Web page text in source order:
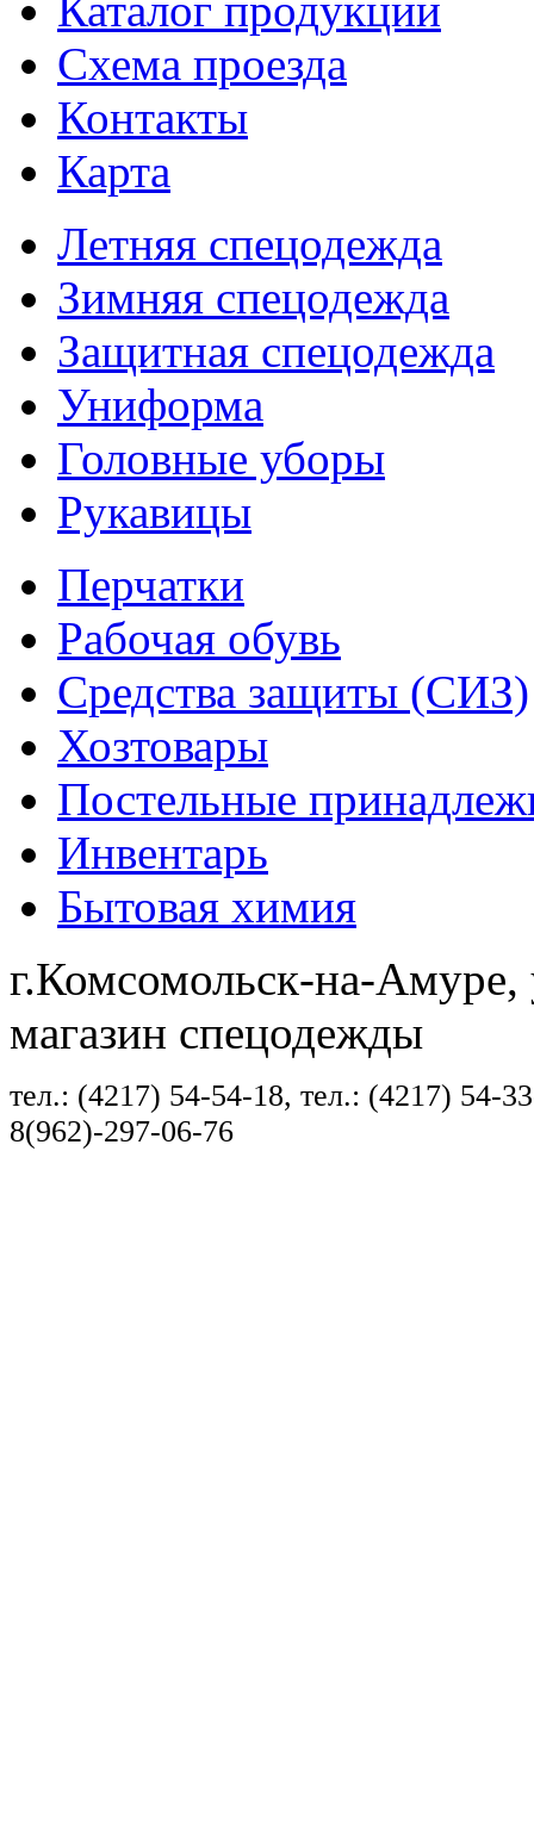
Схема проезда
Контакты
Карта
Летняя спецодежда
Зимняя спецодежда
Защитная спецодежда
Униформа
Головные уборы
Рукавицы
Перчатки
Рабочая обувь
Средства защиты (СИЗ)
Хозтовары
Постельные
Инвентарь
Бытовая химия
г.Комсомольск-на-
магазин спецодежды
тел.: (4217) 54-54-18, тел.: (4217) 54-
8(962)-297-06-76